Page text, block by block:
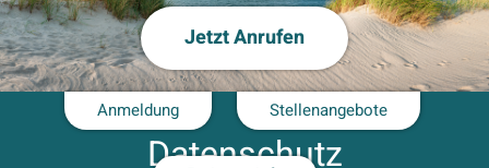
Jetzt Anrufen
Stellenangebote
Anmeldung
Datenschutz